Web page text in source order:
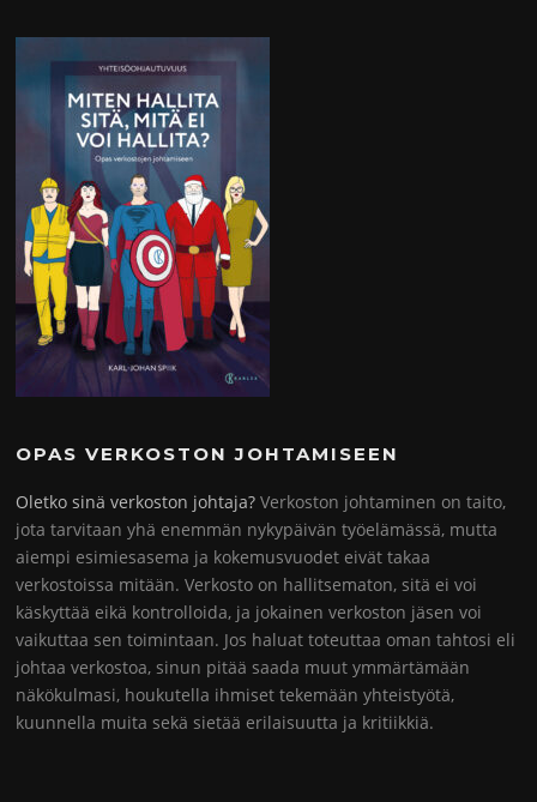
OPAS VERKOSTON JOHTAMISEEN
Oletko sinä verkoston johtaja? Verkoston johtaminen on taito,
jota tarvitaan yhä enemmän nykypäivän työelämässä, mutta
aiempi esimiesasema ja kokemusvuodet eivät takaa
verkostoissa mitään. Verkosto on hallitsematon, sitä ei voi
käskyttää eikä kontrolloida, ja jokainen verkoston jäsen voi
vaikuttaa sen toimintaan. Jos haluat toteuttaa oman tahtosi eli
johtaa verkostoa, sinun pitää saada muut ymmärtämään
näkökulmasi, houkutella ihmiset tekemään yhteistyötä,
kuunnella muita sekä sietää erilaisuutta ja kritiikkiä.